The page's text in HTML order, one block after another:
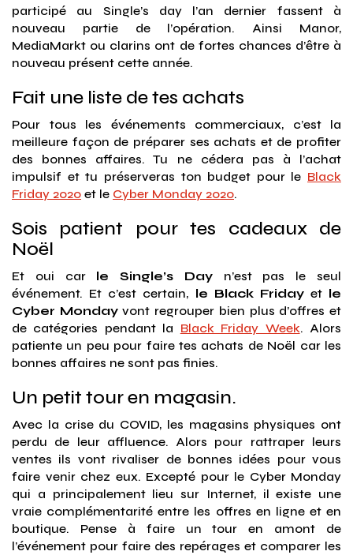
participé au Single’s day l’an dernier fassent à
nouveau partie de l’opération. Ainsi Manor,
MediaMarkt ou clarins ont de fortes chances d’être à
nouveau présent cette année.
Fait une liste de tes achats
Pour tous les événements commerciaux, c’est la
meilleure façon de préparer ses achats et de profiter
des bonnes affaires. Tu ne cédera pas à l’achat
impulsif et tu préserveras ton budget pour le Black
Friday 2020 et le Cyber Monday 2020.
Sois patient pour tes cadeaux de
Noël
Et oui car le Single’s Dayn’est pas le seul
événement. Et c’est certain, le Black Fridayet le
Cyber Mondayvont regrouper bien plus d’offres et
de catégories pendant la Black Friday Week. Alors
patiente un peu pour faire tes achats de Noël car les
bonnes affaires ne sont pas finies.
Un petit tour en magasin.
Avec la crise du COVID, les magasins physiques ont
perdu de leur affluence. Alors pour rattraper leurs
ventes ils vont rivaliser de bonnes idées pour vous
faire venir chez eux. Excepté pour le Cyber Monday
qui a principalement lieu sur Internet, il existe une
vraie complémentarité entre les offres en ligne et en
boutique. Pense à faire un tour en amont de
l’événement pour faire des repérages et comparer les